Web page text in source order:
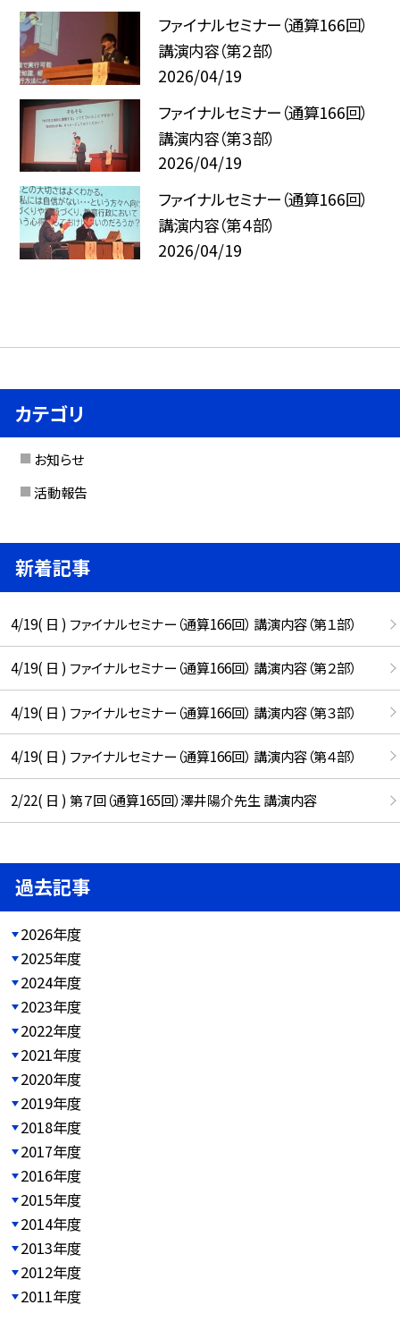
ファイナルセミナー（通算166回）
講演内容（第２部）
2026/04/19
ファイナルセミナー（通算166回）
講演内容（第３部）
2026/04/19
ファイナルセミナー（通算166回）
講演内容（第４部）
2026/04/19
カテゴリ
お知らせ
活動報告
新着記事
4/19( 日 ) ファイナルセミナー（通算166回） 講演内容（第１部）
4/19( 日 ) ファイナルセミナー（通算166回） 講演内容（第２部）
4/19( 日 ) ファイナルセミナー（通算166回） 講演内容（第３部）
4/19( 日 ) ファイナルセミナー（通算166回） 講演内容（第４部）
2/22( 日 ) 第７回（通算165回）澤井陽介先生 講演内容
過去記事
2026年度
2025年度
2024年度
2023年度
2022年度
2021年度
2020年度
2019年度
2018年度
2017年度
2016年度
2015年度
2014年度
2013年度
2012年度
2011年度